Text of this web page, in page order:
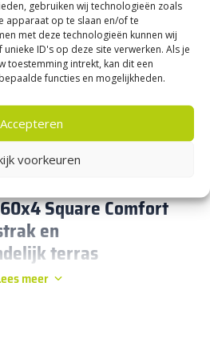
gebruiken wij technologieën zoals
apparaat op te slaan en/of te
met deze technologieën kunnen wij
ID's op deze site verwerken. Als je
toestemming intrekt, kan dit een
functies en mogelijkheden.
Accepteren
voorkeuren
1
Square Comfort
en
terras
Comfort is een moderne
meer